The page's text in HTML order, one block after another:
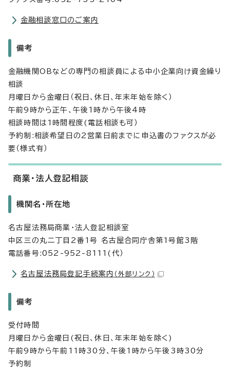
金融相談窓口のご案内
備考
金融機関OBなどの専門の相談員による中小企業向け資金繰り
相談
月曜日から金曜日（祝日、休日、年末年始を除く）
午前9時から正午、午後1時から午後4時
相談時間は1時間程度(電話相談も可）
予約制:相談希望日の2営業日前までに申込書のファクスが必
要（様式有）
商業・法人登記相談
機関名・所在地
名古屋法務局商業・法人登記相談室
中区三の丸二丁目2番1号 名古屋合同庁舎第1号館3階
電話番号:052-952-8111(代）
名古屋法務局登記手続案内 （外部リンク）
備考
受付時間
月曜日から金曜日(祝日、休日、年末年始を除く)
午前9時から午前11時30分、午後1時から午後3時30分
予約制